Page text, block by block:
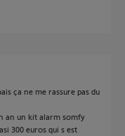
ça ne me rassure pas du
an un kit alarm somfy
300 euros qui s est